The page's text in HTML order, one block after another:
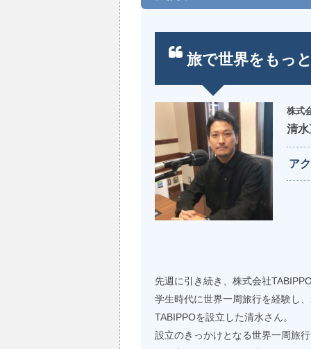
旅で世界をもっ
株式
清
ア
先週に引き続き、株式会社
学生時代に世界一周旅行を経験し
TABIPPOを設立した清水さん。
設立のきっかけとなる世界一周旅